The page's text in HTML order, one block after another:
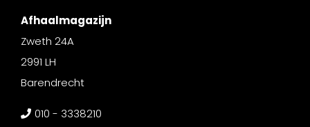
Afhaalmagazijn
Zweth 24A
2991 LH
Barendrecht
010 - 3338210